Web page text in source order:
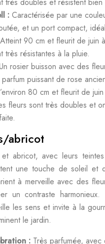
: Caractérisée par une
et un port compact,
90 cm et fleurit de juin
très résistantes à la pluie.
rosier buisson avec des
puissant de rose
80 cm et fleurit de
fleurs sont très doubles et
abricot
abricot, avec leurs
une touche de soleil et
à merveille avec des
un contraste harmonieux.
les sens et invite à la
le jardin.
: Très parfumée, avec